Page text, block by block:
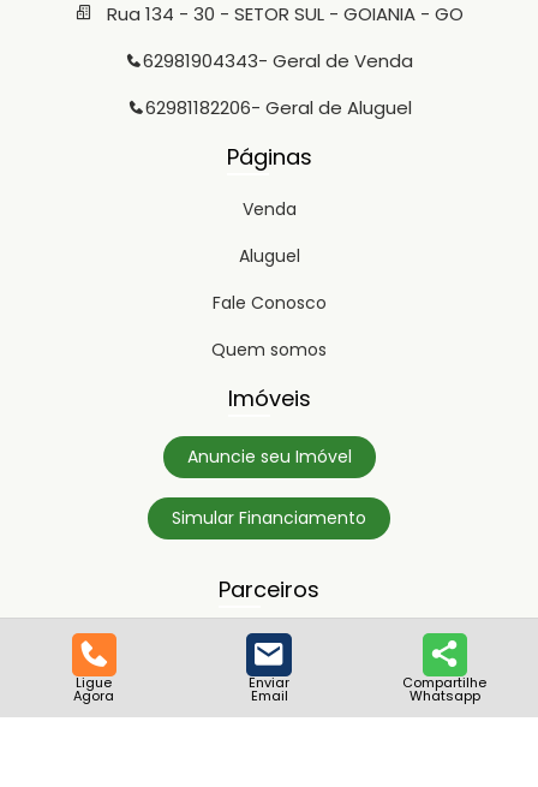
Ligue
Agora
Enviar
Email
Compartilhe
Whatsapp
Rua 134 - 30 - SETOR SUL - GOIANIA - GO
62981904343- Geral de Venda
62981182206- Geral de Aluguel
Páginas
Venda
Aluguel
Fale Conosco
Quem somos
Imóveis
Anuncie seu Imóvel
Simular Financiamento
Parceiros